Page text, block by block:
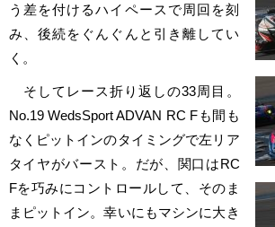
う差を付けるハイペースで周回を刻
み、後続をぐんぐんと引き離してい
く。
そしてレース折り返しの33周目。
No.19 WedsSport ADVAN RC Fも間も
なくピットインのタイミングで左リア
タイヤがバースト。だが、関口はRC
Fを巧みにコントロールして、そのま
まピットイン。幸いにもマシンに大き